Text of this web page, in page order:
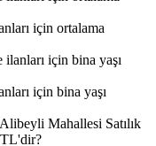
için ortalama
için bina yaşı
için bina yaşı
Mahallesi Satılık
TL'dir?